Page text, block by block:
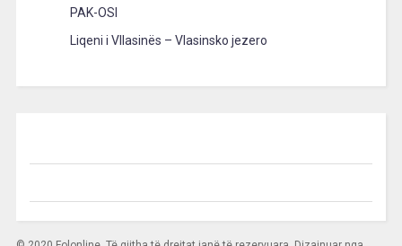
PAK-OSI
Liqeni i Vllasinës – Vlasinsko jezero